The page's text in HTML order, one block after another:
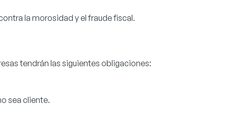
la morosidad y el fraude fiscal.
tendrán las siguientes obligaciones:
sea cliente.